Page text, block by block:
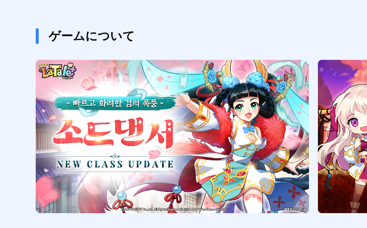
ゲームについて